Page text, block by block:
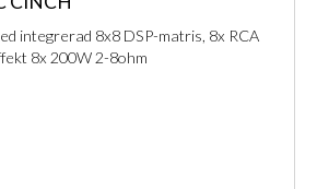
integrerad 8x8 DSP-matris, 8x RCA
8x 200W 2-8ohm